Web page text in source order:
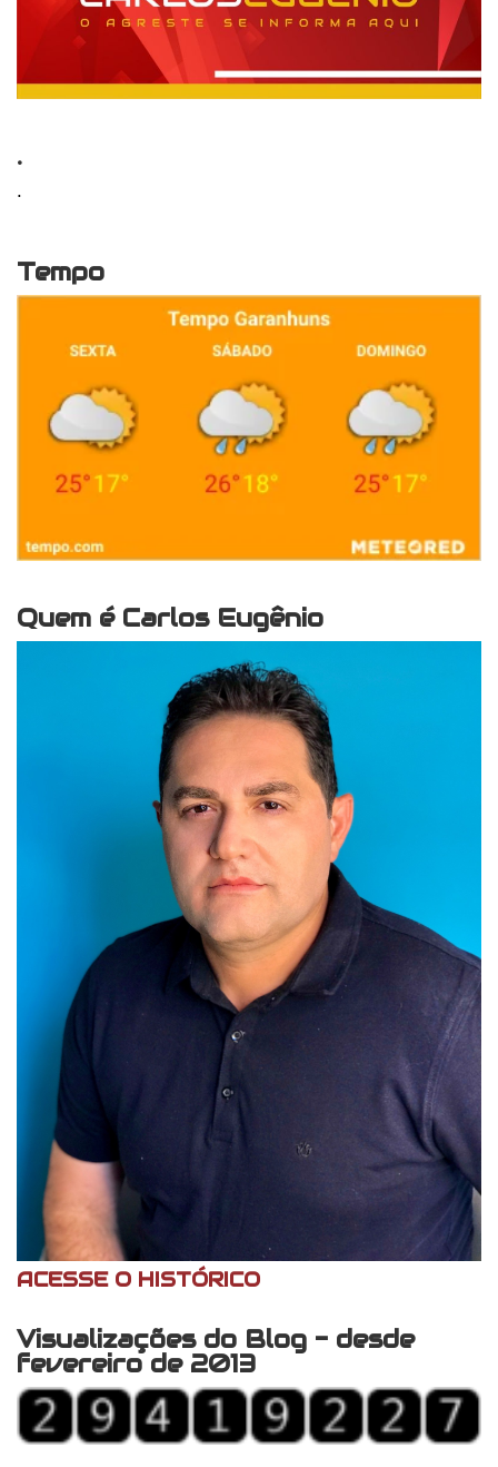
.
.
Tempo
Quem é Carlos Eugênio
ACESSE O HISTÓRICO
Visualizações do Blog - desde
fevereiro de 2013